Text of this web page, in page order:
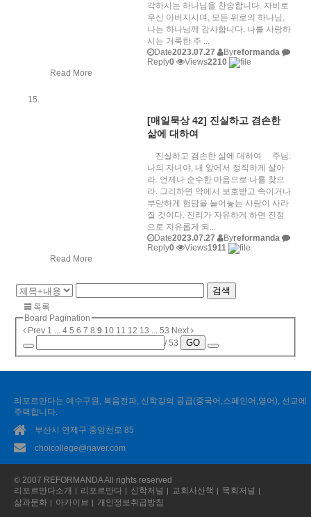
각하시는 하나님을 찬송합니다. 자비로
우신 아버지시며, 모든 위로의 하나님,
나는 하나님께 감사합니다. 나를 사랑하
시는 거룩한 주 ...
Date2023.07.27 Byreformanda
Reply0 Views2210
Read More
[매일묵상 42] 진실하고 겸손한
삶에 대하여
진실하고 겸손한 삶에 대하여 주님:
나의 자녀야, 내 앞에서 정직하게 살아
라. 언제나 순수한 마음으로 나를 찾으
라. 그리하면 악에서 보호받고 속이거나
부당하게 험담을 늘어놓는 사람이 사라
질 것이다. 진리가 자유하게 하면 진정
으로 자유롭게 되...
Date2023.07.27 Byreformanda
Reply0 Views1911
Read More
검색
목록
Board Pagination
Prev 1 ... 4 5 6 7 8 9 10 11 12 13 ... 53 Next
/ 53
GO
리포르만다는 예수구원, 복음전파, 신학강의 공급(중국어,스페인어,영어), 선교에
주력합니다.
부산시 연제구 중앙천로 85
choicollege@naver.com
© 2007 REFORMANDA All rights reserved
리포르만다소개
리포르만다 신학저널 교회사산책
목회저널
삶과문화
아카이브 개인정보취급방침